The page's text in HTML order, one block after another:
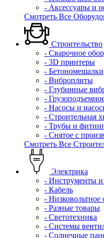
- Аксессуары и
Смотреть Все
Строительство
- Сварочное
- 3D принтеры
- Бетономешалки
- Виброплиты
- Глубинные
-
- Насосы и
- Строительная
- Трубы и
- Снятое с
Смотреть Все
Электрика
- Инструменты
- Кабель
- Низковольтное
- Разные товары
- Светотехника
- Системы
- Солнечные